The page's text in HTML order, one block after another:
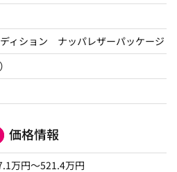
ィション ナッパレザーパッケージ
価格情報
万円～521.4万円